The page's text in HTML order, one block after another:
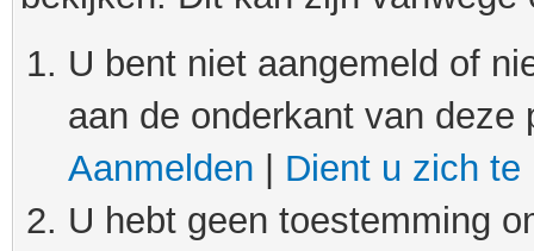
U bent niet aangemeld of
aan de onderkant van
Aanmelden
Dient u zich te
U hebt geen toestemming